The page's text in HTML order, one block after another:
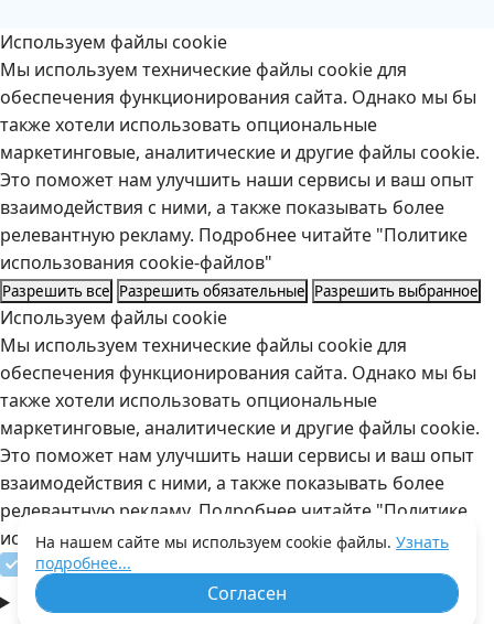
На нашем сайте мы используем cookie файлы. Узнать
подробнее...
Согласен
Используем файлы cookie
Мы используем технические файлы cookie для
обеспечения функционирования сайта. Однако мы бы
также хотели использовать опциональные
маркетинговые, аналитические и другие файлы cookie.
Это поможет нам улучшить наши сервисы и ваш опыт
взаимодействия с ними, а также показывать более
релевантную рекламу. Подробнее читайте "Политике
использования cookie-файлов"
Разрешить все Разрешить обязательные Разрешить выбранное
Используем файлы cookie
Мы используем технические файлы cookie для
обеспечения функционирования сайта. Однако мы бы
также хотели использовать опциональные
маркетинговые, аналитические и другие файлы cookie.
Это поможет нам улучшить наши сервисы и ваш опыт
взаимодействия с ними, а также показывать более
релевантную рекламу. Подробнее читайте "Политике
использования cookie-файлов"
Технические, всегда активны
Аналитические/маркетинговые